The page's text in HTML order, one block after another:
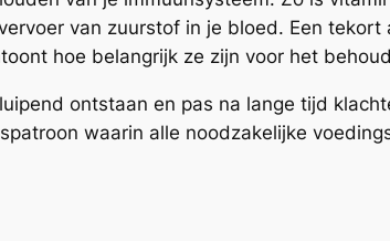
van zuurstof in je bloed. Een
hoe belangrijk ze zijn voor het
ontstaan en pas na lange tijd
waarin alle noodzakelijke